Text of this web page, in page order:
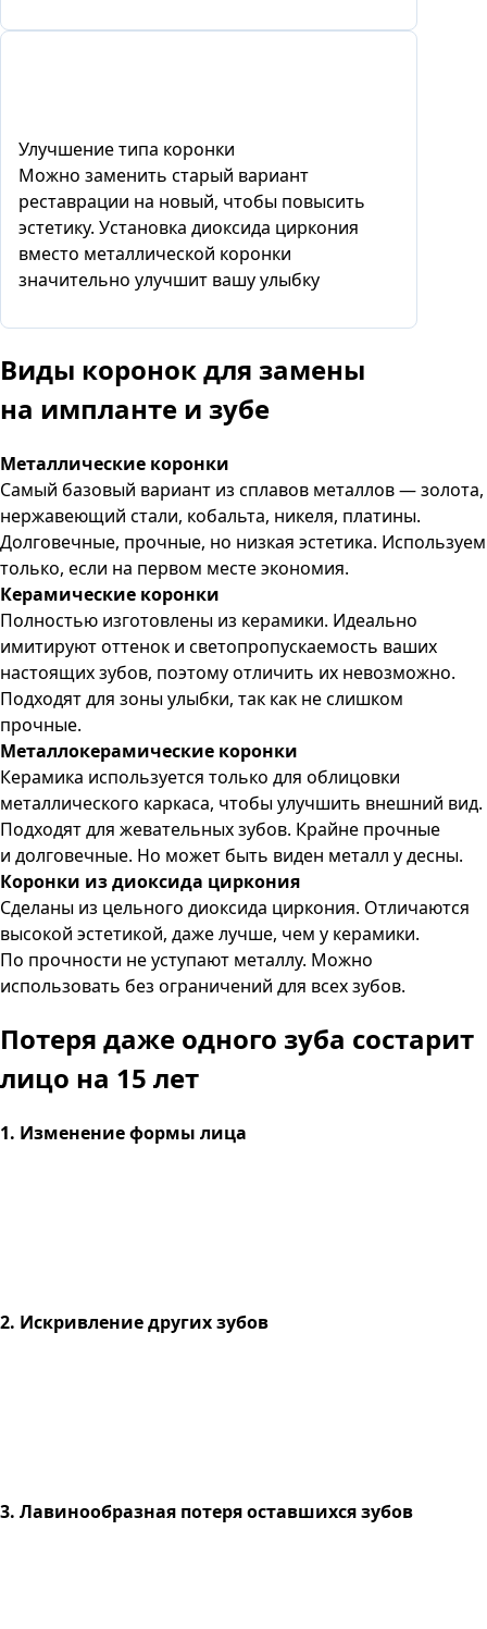
Улучшение типа коронки
Можно заменить старый вариант
реставрации на новый, чтобы повысить
эстетику. Установка диоксида циркония
вместо металлической коронки
значительно улучшит вашу улыбку
Виды коронок для замены
на импланте и зубе
Металлические коронки
Самый базовый вариант из сплавов металлов — золота,
нержавеющий стали, кобальта, никеля, платины.
Долговечные, прочные, но низкая эстетика. Используем
только, если на первом месте экономия.
Керамические коронки
Полностью изготовлены из керамики. Идеально
имитируют оттенок и светопропускаемость ваших
настоящих зубов, поэтому отличить их невозможно.
Подходят для зоны улыбки, так как не слишком
прочные.
Металлокерамические коронки
Керамика используется только для облицовки
металлического каркаса, чтобы улучшить внешний вид.
Подходят для жевательных зубов. Крайне прочные
и долговечные. Но может быть виден металл у десны.
Коронки из диоксида циркония
Сделаны из цельного диоксида циркония. Отличаются
высокой эстетикой, даже лучше, чем у керамики.
По прочности не уступают металлу. Можно
использовать без ограничений для всех зубов.
Потеря даже одного зуба состарит
лицо на 15 лет
1. Изменение формы лица
2. Искривление других зубов
3. Лавинообразная потеря оставшихся зубов